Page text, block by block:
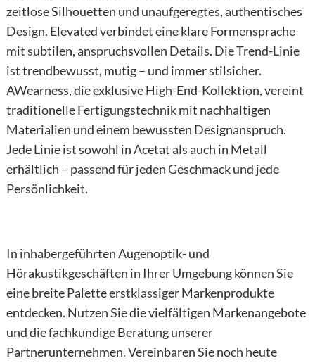
zeitlose Silhouetten und unaufgeregtes, authentisches
Design. Elevated verbindet eine klare Formensprache
mit subtilen, anspruchsvollen Details. Die Trend-Linie
ist trendbewusst, mutig – und immer stilsicher.
AWearness, die exklusive High-End-Kollektion, vereint
traditionelle Fertigungstechnik mit nachhaltigen
Materialien und einem bewussten Designanspruch.
Jede Linie ist sowohl in Acetat als auch in Metall
erhältlich – passend für jeden Geschmack und jede
Persönlichkeit.
Bildergalerie
In inhabergeführten Augenoptik- und
Hörakustikgeschäften in Ihrer Umgebung können Sie
eine breite Palette erstklassiger Markenprodukte
entdecken. Nutzen Sie die vielfältigen Markenangebote
und die fachkundige Beratung unserer
Partnerunternehmen. Vereinbaren Sie noch heute